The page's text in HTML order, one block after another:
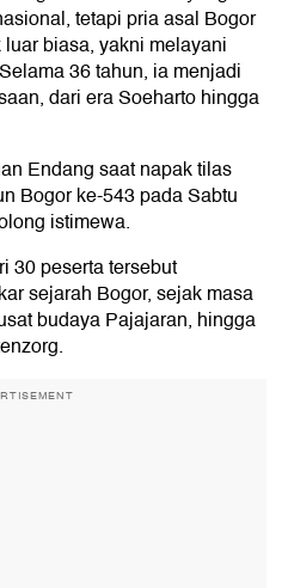
tetapi pria asal Bogor
biasa, yakni melayani
36 tahun, ia menjadi
dari era Soeharto hingga
Endang saat napak tilas
Bogor ke-543 pada Sabtu
istimewa.
30 peserta tersebut
sejarah Bogor, sejak masa
budaya Pajajaran, hingga